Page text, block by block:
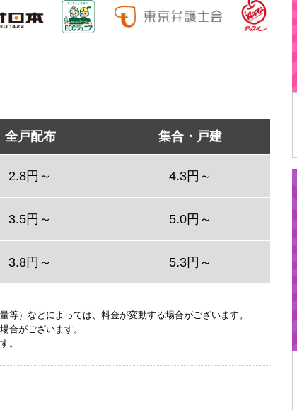
全戸配布 集合・戸建
2.8円～ 4.3円～
3.5円～ 5.0円～
3.8円～ 5.3円～
）などによっては、料金が変動する場合がございます。
合がございます。
。